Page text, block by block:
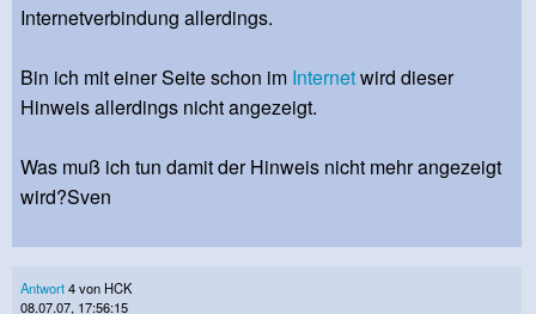
Internetverbindung allerdings.
Bin ich mit einer Seite schon im Internetwird dieser
Hinweis allerdings nicht angezeigt.
Was muß ich tun damit der Hinweis nicht mehr angezeigt
wird?Sven
Antwort4 von HCK
08.07.07, 17:56:15